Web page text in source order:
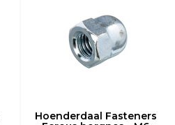
Hoenderdaal Fasteners